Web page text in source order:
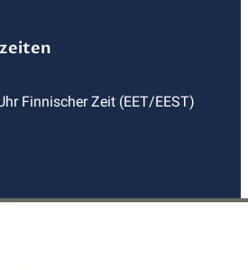
Finnischer Zeit (EET/EEST)